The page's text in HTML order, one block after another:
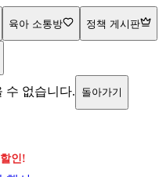
육아 소통방 정책 게시판
수 없습니다. 돌아가기
인!